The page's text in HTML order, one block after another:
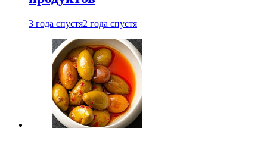
3 года спустя2 года спустя